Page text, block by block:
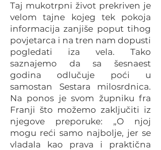
Taj mukotrpni život prekriven je
velom tajne kojeg tek pokoja
informacija zanjiše poput tihog
povjetarca i na tren nam dopusti
pogledati iza vela. Tako
saznajemo da sa šesnaest
godina odlučuje poći u
samostan Sestara milosrdnica.
Na ponos je svom župniku fra
Franji što možemo zaključiti iz
njegove preporuke: „O njoj
mogu reći samo najbolje, jer se
vladala kao prava i praktična